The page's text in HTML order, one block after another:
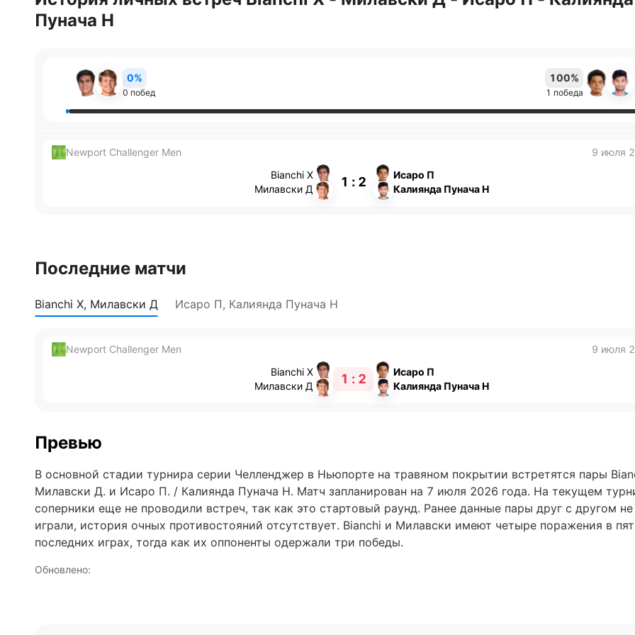
Пунача Н
0%
0 побед
100%
1 победа
Newport Challenger Men
9 июля
Bianchi Х
Милавски Д
1 : 2
Исаро П
Калиянда Пунача Н
Последние матчи
Bianchi Х, Милавски Д Исаро П, Калиянда Пунача Н
Newport Challenger Men
9 июля
Bianchi Х
Милавски Д
1 : 2
Исаро П
Калиянда Пунача Н
Превью
В основной стадии турнира серии Челленджер в Ньюпорте на травяном покрытии встретятся пары
Милавски Д. и Исаро П. / Калиянда Пунача Н. Матч запланирован на 7 июля 2026 года. На текущем
соперники еще не проводили встреч, так как это стартовый раунд. Ранее данные пары друг с другом не
играли, история очных противостояний отсутствует. Bianchi и Милавски имеют четыре поражения в
последних играх, тогда как их оппоненты одержали три победы.
Обновлено: